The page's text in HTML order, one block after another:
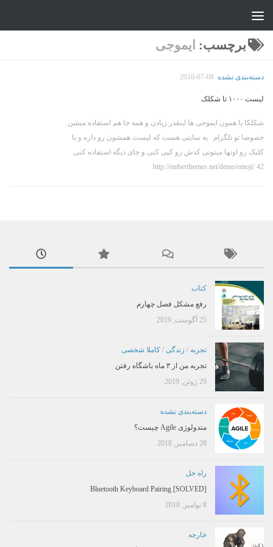
برچسب: ایموجی
دسته‌بندی نشده 2016-07-08
لیست ۱۰۰۰ تا شکلک
شکلکا یا همون ایموجی ها اینقدر زیادن و همه جا هم استفاده میشن.
خصوصا تو تلگرام یه سایتی هست که لیست همشون رو داره و با
کلیک رو اونها میتونی کدش رو کپی کنی و جای دیگه استفاده کنی.
http://emberthemes.net/demo/emoji/ 42
کتاب
رفع مشکل فصل چهارم
25 آگوست, 2019
تجربه / زندگی / کاملا شخصی
تجربه من از ۳ ماه باشگاه رفتن
29 ژوئن, 2019
دسته‌بندی نشده
متدولوژی Agile چیست؟
28 دسامبر, 2018
راه حل
[SOLVED] Bluetooth Keyboard Pairing
8 نوامبر, 2018
خارجه